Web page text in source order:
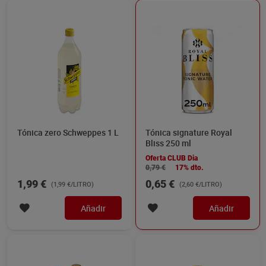
Tónica zero Schweppes 1 L
1,99 € (1,99 €/LITRO)
Añadir
Tónica signature Royal
Bliss 250 ml
Oferta CLUB Dia
0,79 €
17% dto.
0,65 € (2,60 €/LITRO)
Añadir